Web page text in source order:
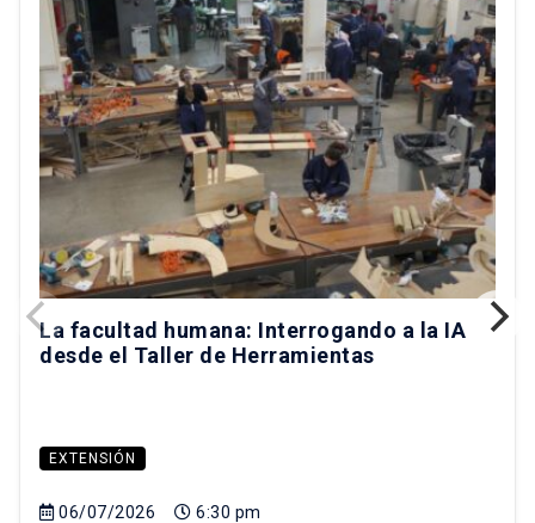
La facultad humana: Interrogando a la IA
desde el Taller de Herramientas
EXTENSIÓN
06/07/2026
6:30 pm